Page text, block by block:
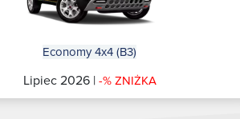
Economy 4x4 (B3)
Lipiec 2026 | -% ZNIŻKA